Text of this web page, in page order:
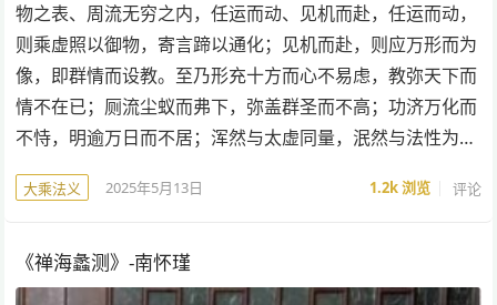
物之表、周流无穷之内，任运而动、见机而赴，任运而动，
则乘虚照以御物，寄言蹄以通化；见机而赴，则应万形而为
像，即群情而设教。至乃形充十方而心不易虑，教弥天下而
情不在已；厕流尘蚁而弗下，弥盖群圣而不高；功济万化而
不恃，明逾万日而不居；浑然与太虚同量，泯然与法性为…
大乘法义 2025年5月13日 1.2k浏览 评论
《禅海蠡测》-南怀瑾